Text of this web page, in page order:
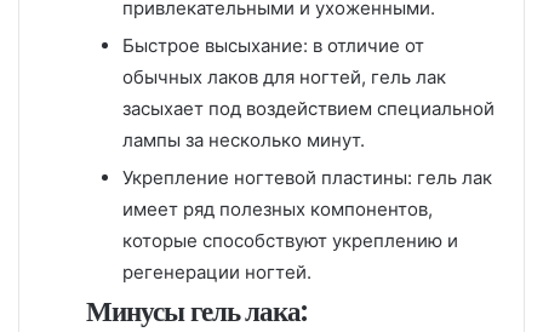
привлекательными и ухоженными.
Быстрое высыхание: в отличие от
обычных лаков для ногтей, гель лак
засыхает под воздействием специальной
лампы за несколько минут.
Укрепление ногтевой пластины: гель лак
имеет ряд полезных компонентов,
которые способствуют укреплению и
регенерации ногтей.
Минусы гель лака: